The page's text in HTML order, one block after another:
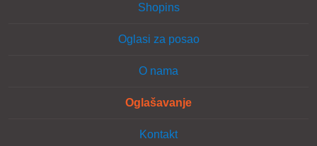
Shopins
Oglasi za posao
O nama
Oglašavanje
Kontakt